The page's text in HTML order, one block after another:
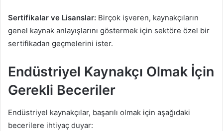
Sertifikalar ve Lisanslar: Birçok işveren, kaynakçıların
genel kaynak anlayışlarını göstermek için sektöre özel bir
sertifikadan geçmelerini ister.
Endüstriyel Kaynakçı Olmak İçin
Gerekli Beceriler
Endüstriyel kaynakçılar, başarılı olmak için aşağıdaki
becerilere ihtiyaç duyar: